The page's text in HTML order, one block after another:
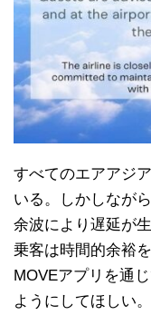
すべてのエアアジ
いる。しかしなが
余波により遅延が
乗客は時間的余裕
MOVEアプリを通
ようにしてほしい。